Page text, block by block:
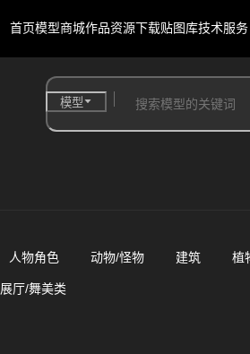
首页模型商城作品资源下载贴图库技术服务
模型
人物角色 动物/怪物 建筑 植
展厅/舞美类